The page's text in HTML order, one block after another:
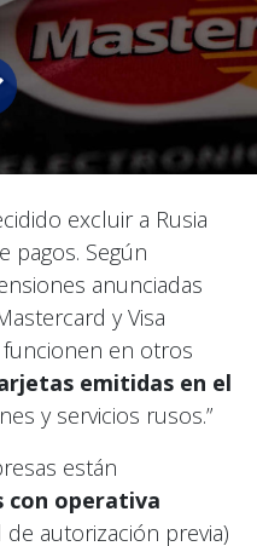
excluir a Rusia
pagos. Según
anunciadas
y Visa
en otros
emitidas en el
y servicios rusos.”
están
con operativa
autorización previa)